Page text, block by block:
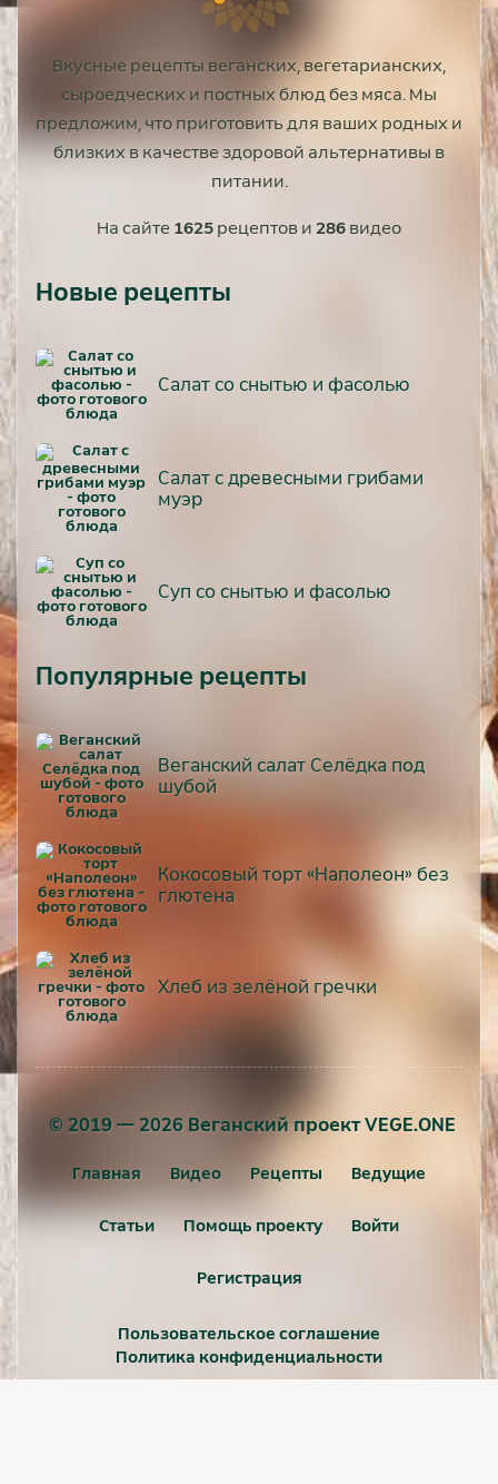
Вкусные рецепты веганских, вегетарианских,
сыроедческих и постных блюд без мяса. Мы
предложим, что приготовить для ваших родных и
близких в качестве здоровой альтернативы в
питании.
На сайте 1625 рецептов и 286 видео
Новые рецепты
Салат со снытью и фасолью
Салат с древесными грибами
муэр
Суп со снытью и фасолью
Популярные рецепты
Веганский салат Селёдка под
шубой
Кокосовый торт «Наполеон» без
глютена
Хлеб из зелёной гречки
© 2019 — 2026 Веганский проект VEGE.ONE
Главная Видео Рецепты Ведущие
Статьи Помощь проекту Войти
Регистрация
Пользовательское соглашение
Политика конфиденциальности